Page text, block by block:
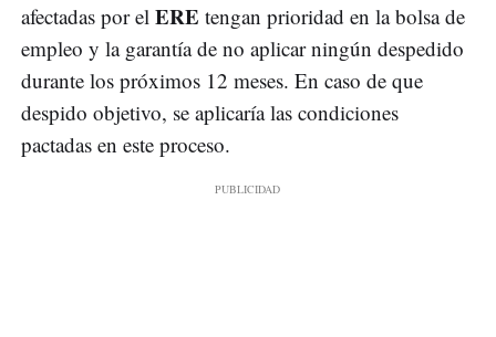
afectadas por el ERE tengan prioridad en la bolsa de
empleo y la garantía de no aplicar ningún despedido
durante los próximos 12 meses. En caso de que
despido objetivo, se aplicaría las condiciones
pactadas en este proceso.